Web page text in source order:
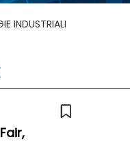
INDUSTRIALI